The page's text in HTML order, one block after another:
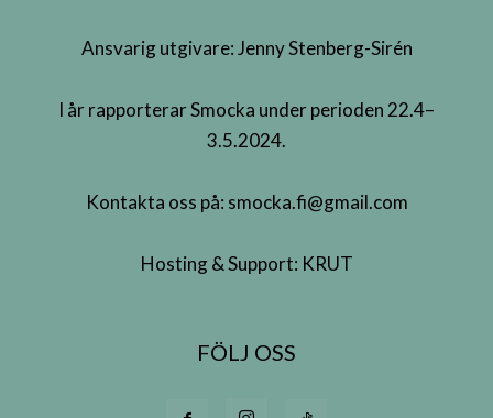
Ansvarig utgivare: Jenny Stenberg-Sirén
I år rapporterar Smocka under perioden 22.4–
3.5.2024.
Kontakta oss på: smocka.fi@gmail.com
Hosting & Support: KRUT
FÖLJ OSS